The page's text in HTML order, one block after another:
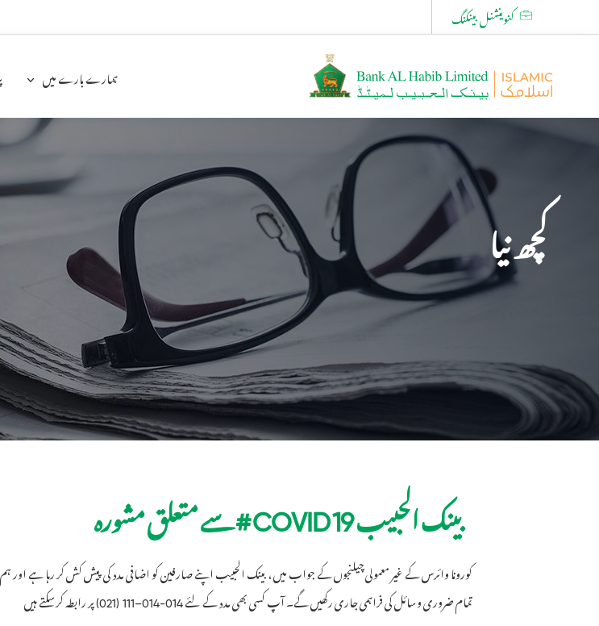
کنوینشنل بینکنگ
ہمارے بارے میں
کچھ نیا
بینک الحبیب COVID 19 # سے متعلق مشورہ
کورونا وائرس کے غیر معمولی چیلنجوں کے جواب میں ، بینک الحبیب اپنے صارفین کو اضافی مدد کی پیش کش کر رہا ہے اور
تمام ضروری وسائل کی فراہمی جاری رکھیں گے۔ آپ کسی بھی مدد کے لئے (021) 111–014-014پر رابطہ کرسکتے ہیں